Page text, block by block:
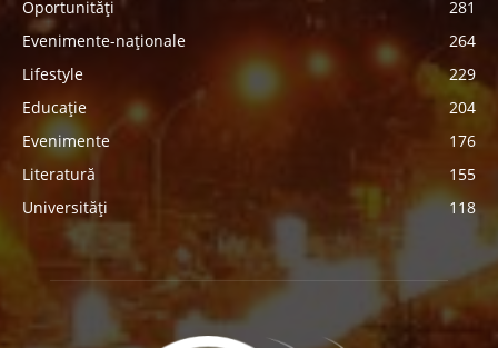
Oportunități
281
Evenimente-naționale
264
Lifestyle
229
Educație
204
Evenimente
176
Literatură
155
Universități
118